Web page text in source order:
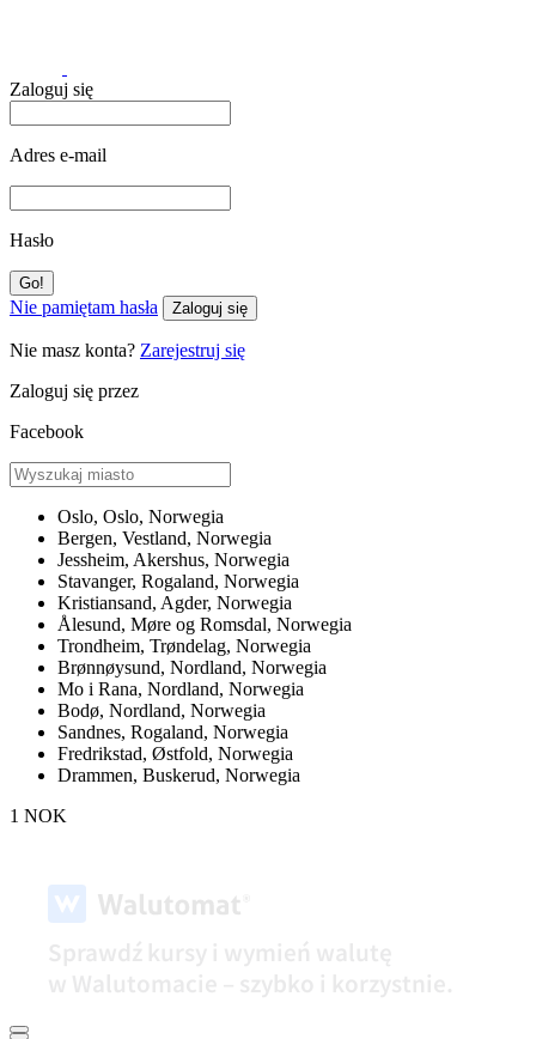
Zaloguj się
Adres e-mail
Hasło
Nie pamiętam hasła Zaloguj się
Nie masz konta? Zarejestruj się
Zaloguj się przez
Facebook
Oslo, Oslo, Norwegia
Bergen, Vestland, Norwegia
Jessheim, Akershus, Norwegia
Stavanger, Rogaland, Norwegia
Kristiansand, Agder, Norwegia
Ålesund, Møre og Romsdal, Norwegia
Trondheim, Trøndelag, Norwegia
Brønnøysund, Nordland, Norwegia
Mo i Rana, Nordland, Norwegia
Bodø, Nordland, Norwegia
Sandnes, Rogaland, Norwegia
Fredrikstad, Østfold, Norwegia
Drammen, Buskerud, Norwegia
1 NOK